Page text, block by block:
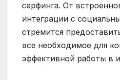
серфинга. От
интеграции с
стремится
все необходимое для
эффективной работы в